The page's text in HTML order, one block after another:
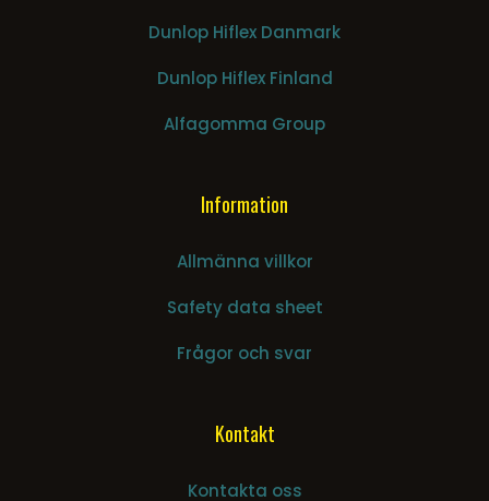
Dunlop Hiflex Danmark
Dunlop Hiflex Finland
Alfagomma Group
Information
Allmänna villkor
Safety data sheet
Frågor och svar
Kontakt
Kontakta oss